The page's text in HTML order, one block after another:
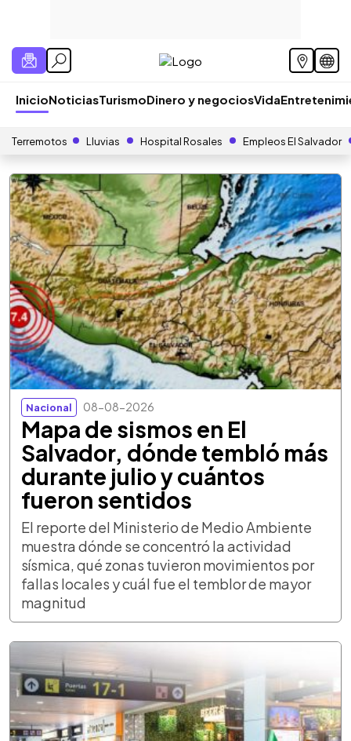
InicioNoticiasTurismoDinero y negociosVida
Terremotos Lluvias Hospital Rosales Empleos El Salvador
Nacional 08-08-2026
Mapa de sismos en El
Salvador, dónde tembló más
durante julio y cuántos
fueron sentidos
El reporte del Ministerio de Medio Ambiente
muestra dónde se concentró la actividad
sísmica, qué zonas tuvieron movimientos por
fallas locales y cuál fue el temblor de mayor
magnitud